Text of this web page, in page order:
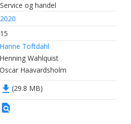
Service og handel
2020
15
Hanne Toftdahl
Henning Wahlquist
Oscar Haavardsholm
file_download (29.8 MB)
find_in_page